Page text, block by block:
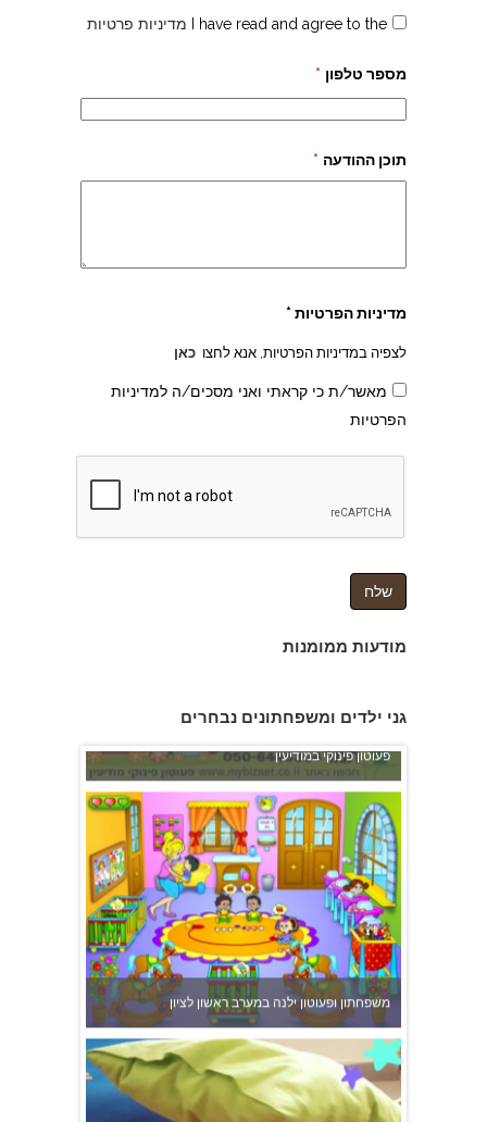
I have read and agree to the מדיניות פרטיות
מספר טלפון *
תוכן ההודעה *
מדיניות הפרטיות *
לצפיה במדיניות הפרטיות, אנא לחצו כאן
מאשר/ת כי קראתי ואני מסכים/ה למדיניות
הפרטיות
מודעות ממומנות
גני ילדים ומשפחתונים נבחרים
צהרון בקרית אונו
פעוטון פינוקי במודיעין
משפחתון ופעוטון ילנה במערב ראשון לציון